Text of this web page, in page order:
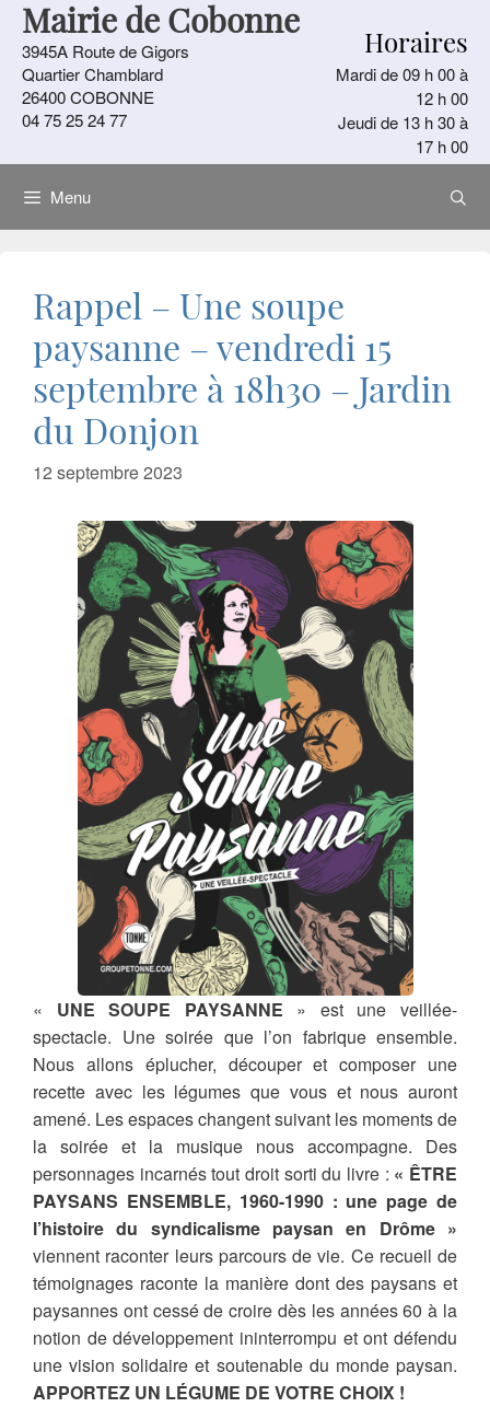
Aller
contenu
Mairie de Cobonne
3945A Route de Gigors
Quartier Chamblard
26400 COBONNE
04 75 25 24 77
Horaires
Mardi de 09 h 00 à
12 h 00
Jeudi de 13 h 30 à
17 h 00
Menu
Rappel – Une soupe
paysanne – vendredi 15
septembre à 18h30 – Jardin
du Donjon
12 septembre 2023
« UNE SOUPE PAYSANNE » est une veillée-
spectacle. Une soirée que l’on fabrique ensemble.
Nous allons éplucher, découper et composer une
recette avec les légumes que vous et nous auront
amené. Les espaces changent suivant les moments de
la soirée et la musique nous accompagne. Des
personnages incarnés tout droit sorti du livre : « ÊTRE
PAYSANS ENSEMBLE, 1960-1990 : une page de
l’histoire du syndicalisme paysan en Drôme »
viennent raconter leurs parcours de vie. Ce recueil de
témoignages raconte la manière dont des paysans et
paysannes ont cessé de croire dès les années 60 à la
notion de développement ininterrompu et ont défendu
une vision solidaire et soutenable du monde paysan.
APPORTEZ UN LÉGUME DE VOTRE CHOIX !